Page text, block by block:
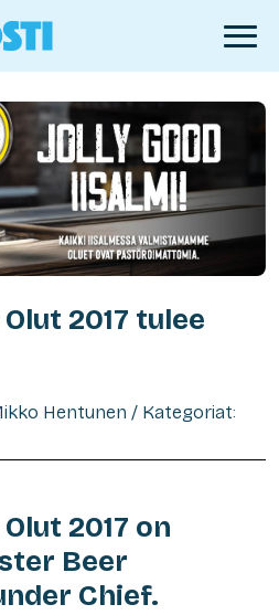
2017 tulee
Hentunen / Kategoriat:
2017 on
Beer
Chief.